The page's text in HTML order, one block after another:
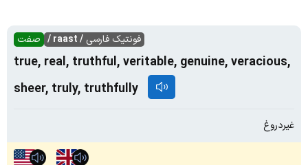
صفت فونتیک فارسی / raast /
true, real, truthful, veritable, genuine, veracious,
sheer, truly, truthfully
غیردروغ